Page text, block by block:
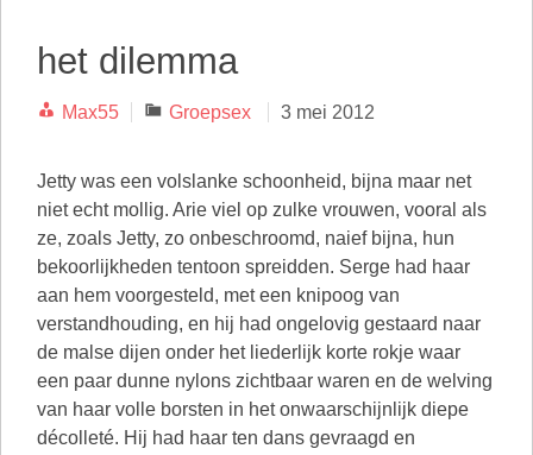
het dilemma
Max55 Categorieën
Groepsex 3 mei 2012
Jetty was een volslanke schoonheid, bijna maar net
niet echt mollig. Arie viel op zulke vrouwen, vooral als
ze, zoals Jetty, zo onbeschroomd, naief bijna, hun
bekoorlijkheden tentoon spreidden. Serge had haar
aan hem voorgesteld, met een knipoog van
verstandhouding, en hij had ongelovig gestaard naar
de malse dijen onder het liederlijk korte rokje waar
een paar dunne nylons zichtbaar waren en de welving
van haar volle borsten in het onwaarschijnlijk diepe
décolleté. Hij had haar ten dans gevraagd en